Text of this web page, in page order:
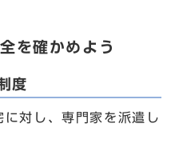
を確かめよう
度
対し、専門家を派遣し